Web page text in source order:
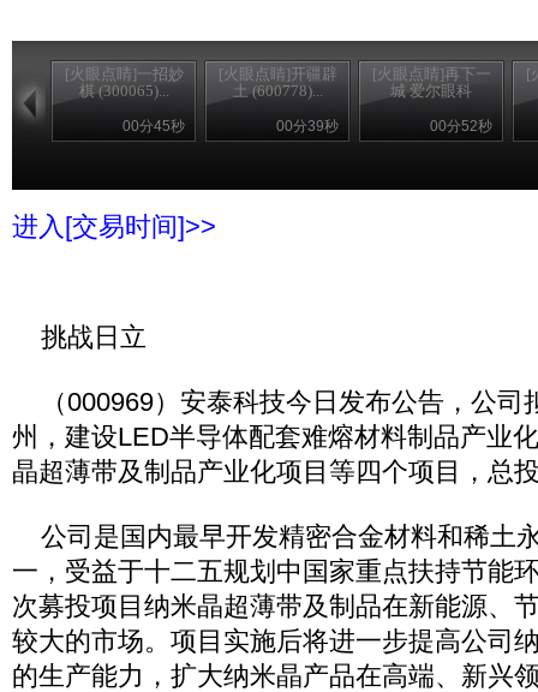
[火眼点睛]一招妙
棋 (300065)...
00分45秒
[火眼点睛]开疆辟
土 (600778)...
00分39秒
[火眼点睛]再下一
城 爱尔眼科
00分52秒
[
进入[交易时间]>>
挑战日立
（000969）安泰科技今日发布公告，公司
州，建设LED半导体配套难熔材料制品产业
晶超薄带及制品产业化项目等四个项目，总
公司是国内最早开发精密合金材料和稀土
一，受益于十二五规划中国家重点扶持节能
次募投项目纳米晶超薄带及制品在新能源、
较大的市场。项目实施后将进一步提高公司
的生产能力，扩大纳米晶产品在高端、新兴